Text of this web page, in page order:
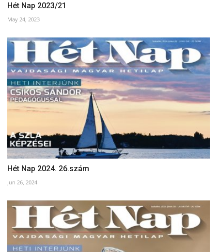
Hét Nap 2023/21
May 24, 2023
Hét Nap 2024. 26.szám
Jun 26, 2024